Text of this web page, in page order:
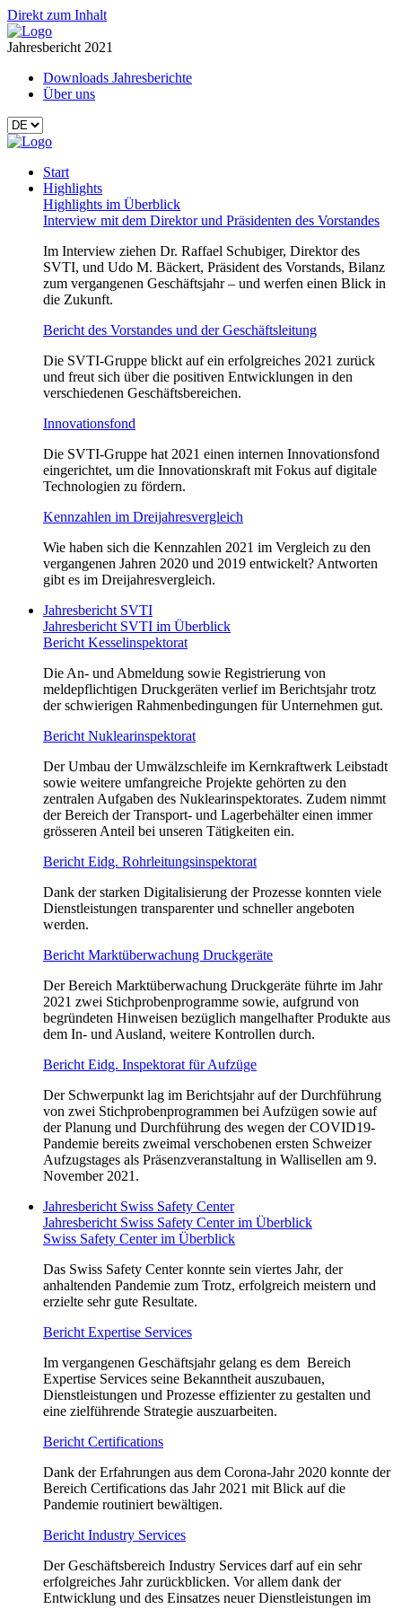
Direkt zum Inhalt
Jahresbericht 2021
Downloads Jahresberichte
Über uns
Start
Highlights
Highlights im Überblick
Interview mit dem Direktor und Präsidenten des Vorstandes
Im Interview ziehen Dr. Raffael Schubiger, Direktor des
SVTI, und Udo M. Bäckert, Präsident des Vorstands, Bilanz
zum vergangenen Geschäftsjahr – und werfen einen Blick in
die Zukunft.
Bericht des Vorstandes und der Geschäftsleitung
Die SVTI-Gruppe blickt auf ein erfolgreiches 2021 zurück
und freut sich über die positiven Entwicklungen in den
verschiedenen Geschäftsbereichen.
Innovationsfond
Die SVTI-Gruppe hat 2021 einen internen Innovationsfond
eingerichtet, um die Innovationskraft mit Fokus auf digitale
Technologien zu fördern.
Kennzahlen im Dreijahresvergleich
Wie haben sich die Kennzahlen 2021 im Vergleich zu den
vergangenen Jahren 2020 und 2019 entwickelt? Antworten
gibt es im Dreijahresvergleich.
Jahresbericht SVTI
Jahresbericht SVTI im Überblick
Bericht Kesselinspektorat
Die An- und Abmeldung sowie Registrierung von
meldepflichtigen Druckgeräten verlief im Berichtsjahr trotz
der schwierigen Rahmenbedingungen für Unternehmen gut.
Bericht Nuklearinspektorat
Der Umbau der Umwälzschleife im Kernkraftwerk Leibstadt
sowie weitere umfangreiche Projekte gehörten zu den
zentralen Aufgaben des Nuklearinspektorates. Zudem nimmt
der Bereich der Transport- und Lagerbehälter einen immer
grösseren Anteil bei unseren Tätigkeiten ein.
Bericht Eidg. Rohrleitungsinspektorat
Dank der starken Digitalisierung der Prozesse konnten viele
Dienstleistungen transparenter und schneller angeboten
werden.
Bericht Marktüberwachung Druckgeräte
Der Bereich Marktüberwachung Druckgeräte führte im Jahr
2021 zwei Stichprobenprogramme sowie, aufgrund von
begründeten Hinweisen bezüglich mangelhafter Produkte aus
dem In- und Ausland, weitere Kontrollen durch.
Bericht Eidg. Inspektorat für Aufzüge
Der Schwerpunkt lag im Berichtsjahr auf der Durchführung
von zwei Stichprobenprogrammen bei Aufzügen sowie auf
der Planung und Durchführung des wegen der COVID19-
Pandemie bereits zweimal verschobenen ersten Schweizer
Aufzugstages als Präsenzveranstaltung in Wallisellen am 9.
November 2021.
Jahresbericht Swiss Safety Center
Jahresbericht Swiss Safety Center im Überblick
Swiss Safety Center im Überblick
Das Swiss Safety Center konnte sein viertes Jahr, der
anhaltenden Pandemie zum Trotz, erfolgreich meistern und
erzielte sehr gute Resultate.
Bericht Expertise Services
Im vergangenen Geschäftsjahr gelang es dem Bereich
Expertise Services seine Bekanntheit auszubauen,
Dienstleistungen und Prozesse effizienter zu gestalten und
eine zielführende Strategie auszuarbeiten.
Bericht Certifications
Dank der Erfahrungen aus dem Corona-Jahr 2020 konnte der
Bereich Certifications das Jahr 2021 mit Blick auf die
Pandemie routiniert bewältigen.
Bericht Industry Services
Der Geschäftsbereich Industry Services darf auf ein sehr
erfolgreiches Jahr zurückblicken. Vor allem dank der
Entwicklung und des Einsatzes neuer Dienstleistungen im